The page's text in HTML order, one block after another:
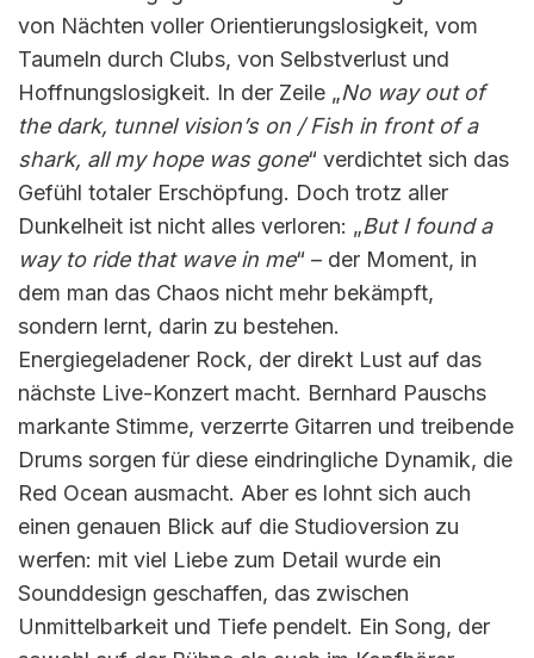
von Nächten voller Orientierungslosigkeit, vom
Taumeln durch Clubs, von Selbstverlust und
Hoffnungslosigkeit. In der Zeile „No way out of
the dark, tunnel vision’s on / Fish in front of a
shark, all my hope was gone“ verdichtet sich das
Gefühl totaler Erschöpfung. Doch trotz aller
Dunkelheit ist nicht alles verloren: „But I found a
way to ride that wave in me“ – der Moment, in
dem man das Chaos nicht mehr bekämpft,
sondern lernt, darin zu bestehen.
Energiegeladener Rock, der direkt Lust auf das
nächste Live-Konzert macht. Bernhard Pauschs
markante Stimme, verzerrte Gitarren und treibende
Drums sorgen für diese eindringliche Dynamik, die
Red Ocean ausmacht. Aber es lohnt sich auch
einen genauen Blick auf die Studioversion zu
werfen: mit viel Liebe zum Detail wurde ein
Sounddesign geschaffen, das zwischen
Unmittelbarkeit und Tiefe pendelt. Ein Song, der